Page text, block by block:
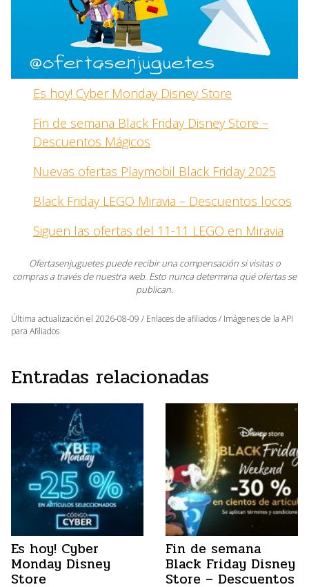
Es hoy! Cyber Monday Disney Store
Fin de semana Black Friday Disney Store –
Descuentos Mágicos
Nuevas ofertas Playmobil Black Friday 2025
Black Friday LEGO Miravia – Descuentos locos
Siguen las ofertas del 11-11 LEGO en Miravia
Ofertasenjuguetes puede recibir una compensación si visitas o
compras a través de nuestra web. Esto nunca determina qué ofertas se
publican.
Última actualización el 2026-08-09 / Enlaces de afiliados / Imágenes de la API
para Afiliados
Entradas relacionadas
Es hoy! Cyber
Monday Disney
Store
Fin de semana
Black Friday Disney
Store – Descuentos